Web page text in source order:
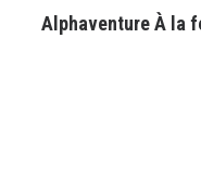
Alphaventure À la